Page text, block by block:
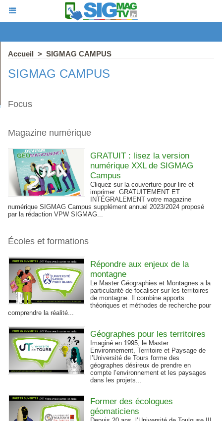
Accueil > SIGMAG CAMPUS
SIGMAG CAMPUS
Focus
Magazine numérique
GRATUIT : lisez la version
numérique XXL de SIGMAG
Campus
Cliquez sur la couverture pour lire et
imprimer GRATUITEMENT ET
INTÉGRALEMENT votre magazine
numérique SIGMAG Campus supplément annuel 2023/2024 proposé
par la rédaction VPW SIGMAG...
Écoles et formations
Répondre aux enjeux de la
montagne
Le Master Géographies et Montagnes a la
particularité de focaliser sur les territoires
de montagne. Il combine apports
théoriques et méthodes de recherche pour
comprendre la réalité...
Géographes pour les territoires
Imaginé en 1995, le Master
Environnement, Territoire et Paysage de
l’Université de Tours forme des
géographes désireux de prendre en
compte l’environnement et les paysages
dans les projets...
Former des écologues
géomaticiens